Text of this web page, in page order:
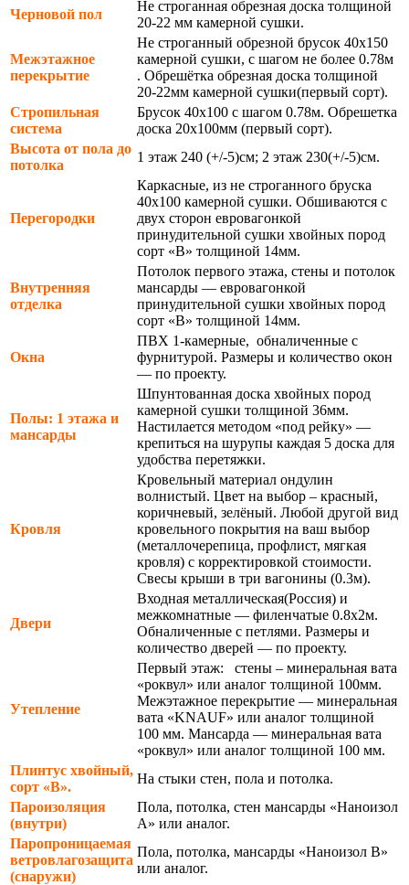
Черновой пол
Не строганная обрезная доска толщиной
20-22 мм камерной сушки.
Межэтажное
перекрытие
Не строганный обрезной брусок 40х150
камерной сушки, с шагом не более 0.78м
. Обрешётка обрезная доска толщиной
20-22мм камерной сушки(первый сорт).
Стропильная
система
Брусок 40х100 с шагом 0.78м. Обрешетка
доска 20х100мм (первый сорт).
Высота от пола до
потолка
1 этаж 240 (+/-5)см; 2 этаж 230(+/-5)см.
Перегородки
Каркасные, из не строганного бруска
40х100 камерной сушки. Обшиваются с
двух сторон евровагонкой
принудительной сушки хвойных пород
сорт «В» толщиной 14мм.
Внутренняя
отделка
Потолок первого этажа, стены и потолок
мансарды — евровагонкой
принудительной сушки хвойных пород
сорт «В» толщиной 14мм.
Окна
ПВХ 1-камерные, обналиченные с
фурнитурой. Размеры и количество окон
— по проекту.
Полы: 1 этажа и
мансарды
Шпунтованная доска хвойных пород
камерной сушки толщиной 36мм.
Настилается методом «под рейку» —
крепиться на шурупы каждая 5 доска для
удобства перетяжки.
Кровля
Кровельный материал ондулин
волнистый. Цвет на выбор – красный,
коричневый, зелёный. Любой другой вид
кровельного покрытия на ваш выбор
(металлочерепица, профлист, мягкая
кровля) с корректировкой стоимости.
Свесы крыши в три вагонины (0.3м).
Двери
Входная металлическая(Россия) и
межкомнатные — филенчатые 0.8х2м.
Обналиченные с петлями. Размеры и
количество дверей — по проекту.
Утепление
Первый этаж: стены – минеральная вата
«роквул» или аналог толщиной 100мм.
Межэтажное перекрытие — минеральная
вата «KNAUF» или аналог толщиной
100 мм. Мансарда — минеральная вата
«роквул» или аналог толщиной 100 мм.
Плинтус хвойный,
сорт «В».
На стыки стен, пола и потолка.
Пароизоляция
(внутри)
Пола, потолка, стен мансарды «Наноизол
А» или аналог.
Паропроницаемая
ветровлагозащита
(снаружи)
Пола, потолка, мансарды «Наноизол В»
или аналог.